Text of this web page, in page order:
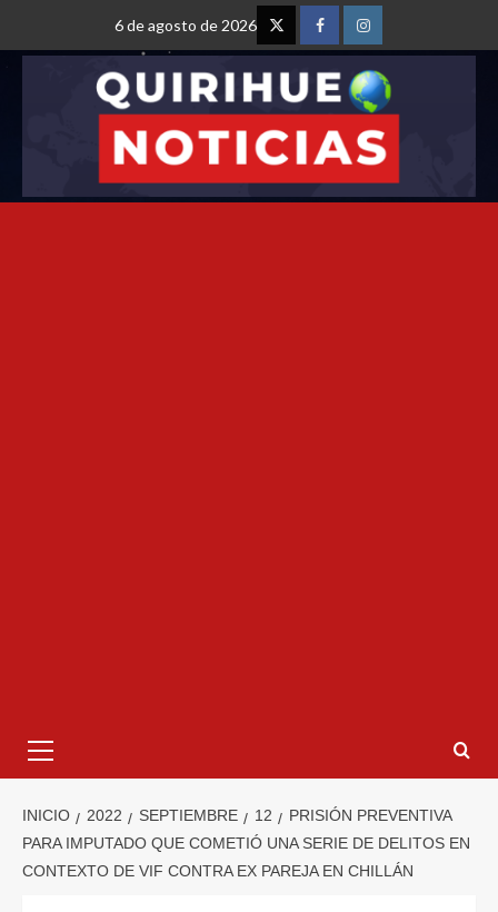
6 de agosto de 2026
INICIO 2022 SEPTIEMBRE 12
PRISIÓN PREVENTIVA
PARA IMPUTADO QUE COMETIÓ UNA SERIE DE DELITOS EN
CONTEXTO DE VIF CONTRA EX PAREJA EN CHILLÁN